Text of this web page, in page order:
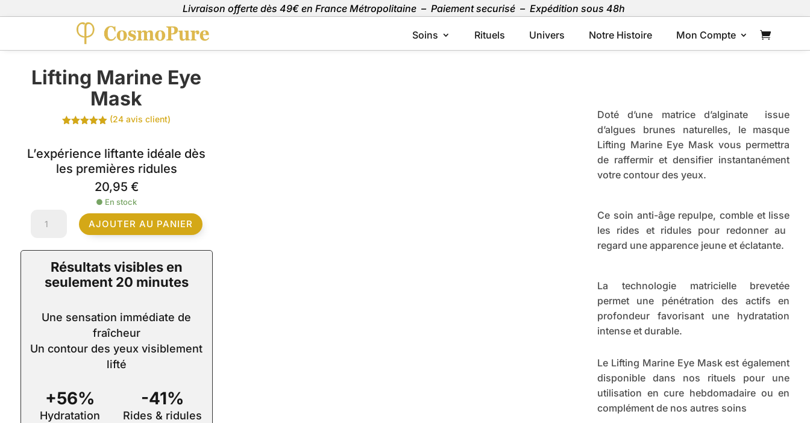
Livraison offerte dès 49€ en France Métropolitaine – Paiement securisé – Expédition sous 48h
Soins Rituels Univers Notre Histoire Mon Compte
Lifting Marine Eye
Mask
basé sur
notations
client
(24 avis client)
L’expérience liftante idéale dès
les premières ridules
20,95 €
● En stock
Marine
AJOUTER AU PANIER
Résultats visibles en
seulement 20 minutes
Une sensation immédiate de
fraîcheur
Un contour des yeux visiblement
lifté
+56%
Hydratation
-41%
Rides & ridules
Doté d’une matrice d’alginate issue
d’algues brunes naturelles, le masque
Lifting Marine Eye Mask vous permettra
de raffermir et densifier instantanément
votre contour des yeux.
Ce soin anti-âge repulpe, comble et lisse
les rides et ridules pour redonner au
regard une apparence jeune et éclatante.
La technologie matricielle brevetée
permet une pénétration des actifs en
profondeur favorisant une hydratation
intense et durable.
Le Lifting Marine Eye Mask est également
disponible dans nos rituels pour une
utilisation en cure hebdomadaire ou en
complément de nos autres soins